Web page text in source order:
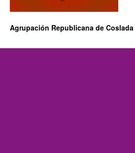
Agrupación Republicana de Coslada